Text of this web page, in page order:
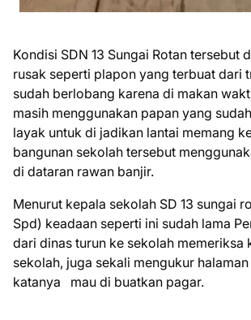
Kondisi SDN 13 Sungai Rotan tersebut
rusak seperti plapon yang terbuat dari
sudah berlobang karena di makan
masih menggunakan papan yang
layak untuk di jadikan lantai memang
bangunan sekolah tersebut
di dataran rawan banjir.
Menurut kepala sekolah SD 13 sungai
Spd) keadaan seperti ini sudah lama
dari dinas turun ke sekolah memeriksa
sekolah, juga sekali mengukur
katanya mau di buatkan pagar.